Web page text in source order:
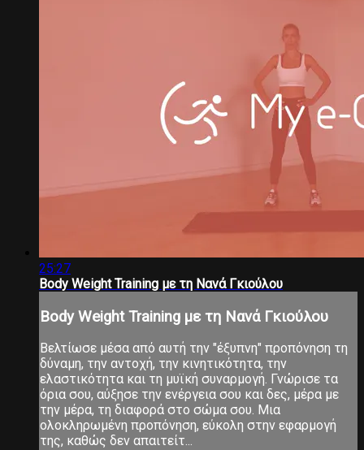
25:27
Body Weight Training με τη Νανά Γκιούλου
Body Weight Training με τη Νανά Γκιούλου
Βελτίωσε μέσα από αυτή την "έξυπνη" προπόνηση τη
δύναμη, την αντοχή, την κινητικότητα, την
ελαστικότητα και τη μυϊκή συναρμογή. Γνώρισε τα
όρια σου, αύξησε την ενέργεια σου και δες, μέρα με
την μέρα, τη διαφορά στο σώμα σου. Μια
ολοκληρωμένη προπόνηση, εύκολη στην εφαρμογή
της, καθώς δεν απαιτείτ...